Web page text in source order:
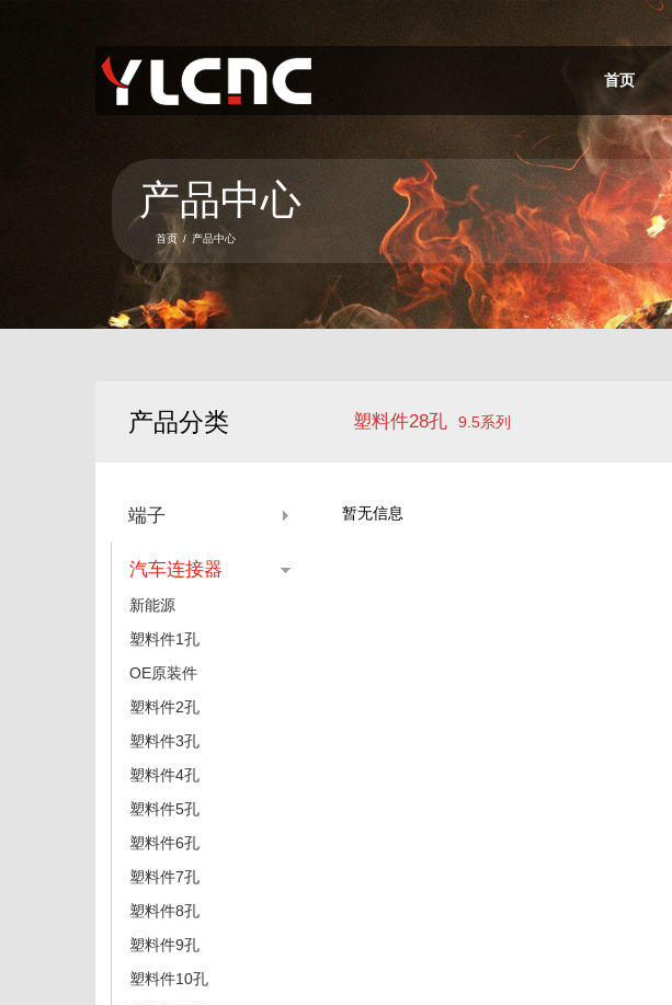
首页
产品中心
联系我们
产品中心
首页 / 产品中心
产品分类 塑料件28孔 9.5系列
端子
汽车连接器
新能源
塑料件1孔
OE原装件
塑料件2孔
塑料件3孔
塑料件4孔
塑料件5孔
塑料件6孔
塑料件7孔
塑料件8孔
塑料件9孔
塑料件10孔
暂无信息